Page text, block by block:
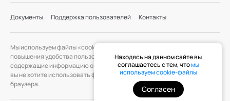
Документы Поддержка пользователей Контакты
Мы используем файлы «cookie» с целью персонализации сервисов и
повышения удобства пользования веб-сайтом. «Cookie» — файлы,
содержащие информацию о предыдущих посещениях веб-сайта. Если
вы не хотите использовать файлы «cookie», измените настройки
браузера.
Находясь на данном сайте вы
соглашаетесь с тем, чтомы
используем cookie-файлы
Согласен